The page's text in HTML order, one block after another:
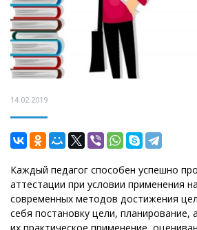
14.02.2019
Каждый педагог способен успешно
аттестации при условии применения
современных методов достижения
себя постановку цели, планирование,